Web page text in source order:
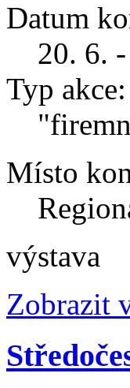
Datum
20. 6.
Typ akce:
Místo
výstava
Zobrazit